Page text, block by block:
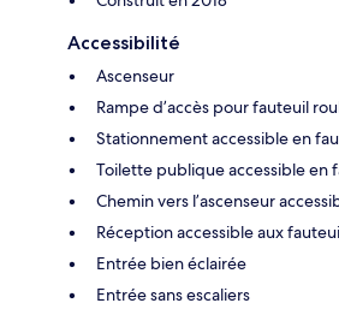
Accessibilité
Ascenseur
Rampe d’accès pour fauteuil
Stationnement accessible en
Toilette publique accessible en
Chemin vers l’ascenseur
Réception accessible aux
Entrée bien éclairée
Entrée sans escaliers